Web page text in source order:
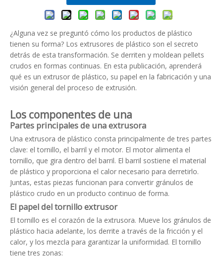
¿Alguna vez se preguntó cómo los productos de plástico
tienen su forma? Los extrusores de plástico son el secreto
detrás de esta transformación. Se derriten y moldean pellets
crudos en formas continuas. En esta publicación, aprenderá
qué es un extrusor de plástico, su papel en la fabricación y una
visión general del proceso de extrusión.
Los componentes de una
Partes principales de una extrusora
Una extrusora de plástico consta principalmente de tres partes
clave: el tornillo, el barril y el motor. El motor alimenta el
tornillo, que gira dentro del barril. El barril sostiene el material
de plástico y proporciona el calor necesario para derretirlo.
Juntas, estas piezas funcionan para convertir gránulos de
plástico crudo en un producto continuo de forma.
El papel del tornillo extrusor
El tornillo es el corazón de la extrusora. Mueve los gránulos de
plástico hacia adelante, los derrite a través de la fricción y el
calor, y los mezcla para garantizar la uniformidad. El tornillo
tiene tres zonas: